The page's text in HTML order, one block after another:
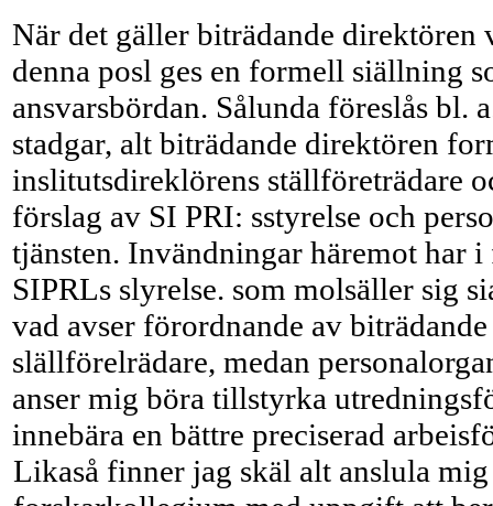
När det gäller biträdande
denna posl ges en formell siällning
ansvarsbördan. Sålunda föreslås
stadgar, alt biträdande direktören
inslitutsdireklörens ställföreträdare
förslag av SI PRI: sstyrelse och
tjänsten. Invändningar häremot har
SIPRLs slyrelse. som molsäller sig
vad avser förordnande av
slällförelrädare, medan
anser mig böra tillstyrka
innebära en bättre preciserad
Likaså finner jag skäl alt anslula